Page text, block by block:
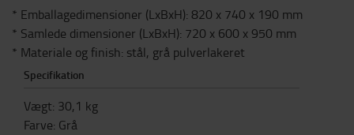
* Emballagedimensioner (LxBxH): 820 x 740 x 190 mm
* Samlede dimensioner (LxBxH): 720 x 600 x 950 mm
* Materiale og finish: stål, grå pulverlakeret
Specifikation
Vægt: 30,1 kg
Farve: Grå